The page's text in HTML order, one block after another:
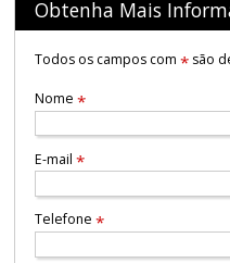
Obtenha Mais
Todos os campos com *são
Nome *
E-mail *
Telefone *